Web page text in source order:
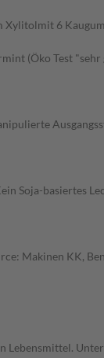
6
(Öko Test
Soja-basiertes
Makinen KK,